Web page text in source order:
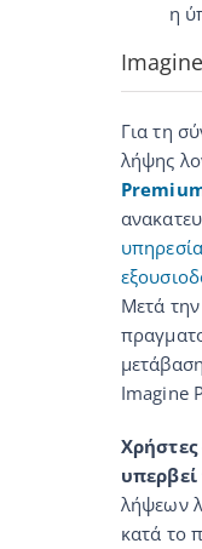
η
Για τη
λήψης
Μετά
Imagine
Χρήστες
υπερβεί
λήψεων
κατά το